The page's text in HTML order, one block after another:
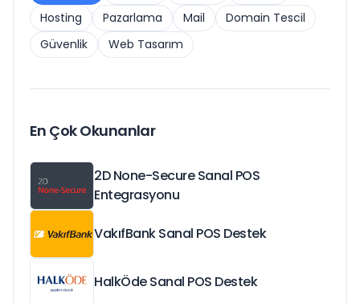
Hosting
Pazarlama Mail
Domain Tescil
Güvenlik
Web Tasarım
En Çok Okunanlar
2D None-Secure Sanal POS
Entegrasyonu
VakıfBank Sanal POS Destek
HalkÖde Sanal POS Destek